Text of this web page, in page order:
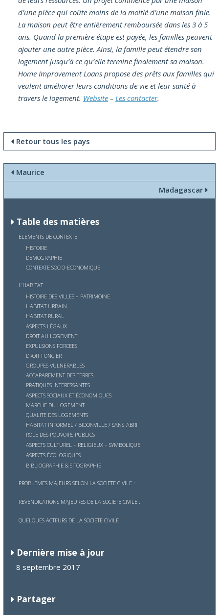
d’une pièce qui coûte moins de la moitié d’une maison finie.
La maison peut être entièrement remboursée dans les 3 à 5
ans. Quand la première étape est payée, les familles peuvent
ajouter une autre pièce. Ainsi, la famille peut étendre son
logement jusqu’à ce qu’elle termine finalement sa maison.
Home Improvement Loans propose des prêts aux familles qui
veulent améliorer leurs conditions de vie et leur santé à
travers le logement. Website – Les contacter.
Retour tous les pays
Maurice
Madagascar
Table des matières
ELEMENTS DE CONTEXTE
HISTOIRE
DEMOGRAPHIE
CONTEXTE SOCIO-ECONOMIQUE
L’HABITAT
HISTOIRE DES VILLES – PATRIMOINE
HABITAT URBAIN
HABITAT RURAL
ASPECTS LÉGAUX
DROIT AU LOGEMENT
EXPULSIONS FORCEES
DROIT FONCIER
GROUPES VULNERABLES
ACCAPAREMENT DES TERRES
PRATIQUES INTERESSANTES
ASPECTS SOCIAUX ET ÉCONOMIQUES
MARCHE DU LOGEMENT
QUALITE DES LOGEMENTS
HABITAT INFORMEL / BIDONVILLE / SANS-ABRI
ROLE DES POUVOIRS PUBLICS
ASPECTS CULTUREL – RELIGIEUX – SYMBOLIQUE
ASPECTS ÉCOLOGIQUES
BIBLIOGRAPHIE & SITOGRAPHIE
PROBLEMES MAJEURS SELON LA SOCIETE CIVILE :
REVENDICATIONS MAJEURES DE LA SOCIETE CIVILE :
QUELQUES ACTEURS DE LA SOCIETE CIVILE :
Dernière mise à jour
8 septembre 2017
Partager